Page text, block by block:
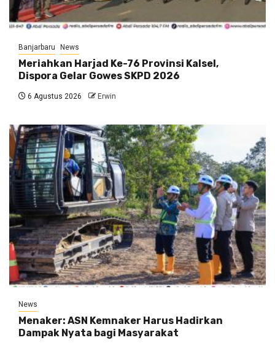
Banjarbaru News
Meriahkan Harjad Ke-76 Provinsi Kalsel,
Dispora Gelar Gowes SKPD 2026
6 Agustus 2026 Erwin
News
Menaker: ASN Kemnaker Harus Hadirkan
Dampak Nyata bagi Masyarakat